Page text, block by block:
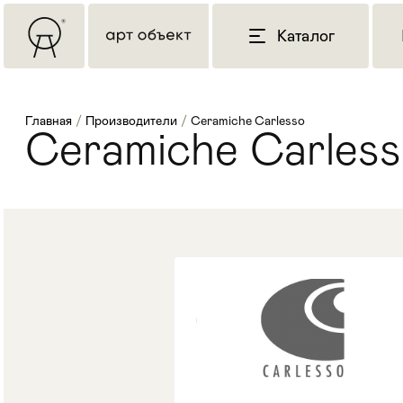
Каталог
Главная / Производители / Ceramiche Carlesso
Ceramiche